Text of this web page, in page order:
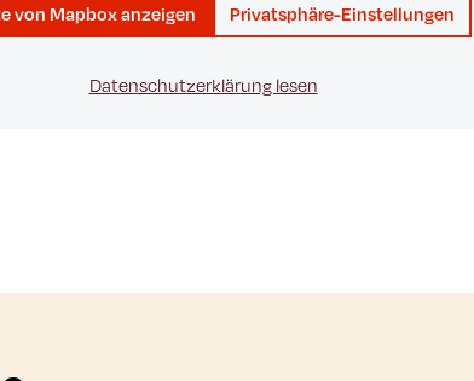
von Mapbox anzeigen Privatsphäre-Einstellungen
Datenschutzerklärung lesen